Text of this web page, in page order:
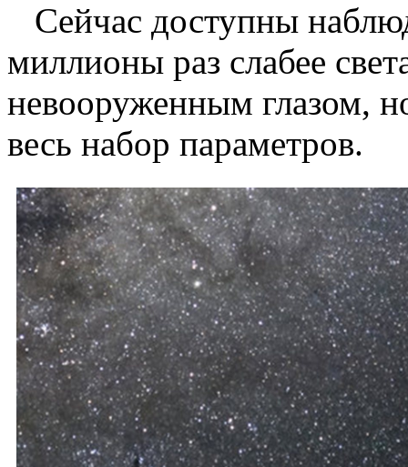
Сейчас доступны
миллионы раз слабее
невооруженным глазом,
весь набор параметров.